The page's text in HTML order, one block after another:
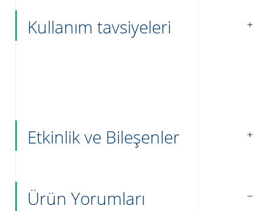
Kullanım tavsiyeleri
Etkinlik ve Bileşenler
Ürün Yorumları